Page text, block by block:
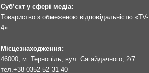
Суб’єкт у сфері медіа:
Товариство з обмеженою відповідальністю «TV-
4»
Місцезнаходження:
46000, м. Тернопіль, вул. Сагайдачного, 2/7
тел. +38 0352 52 31 40